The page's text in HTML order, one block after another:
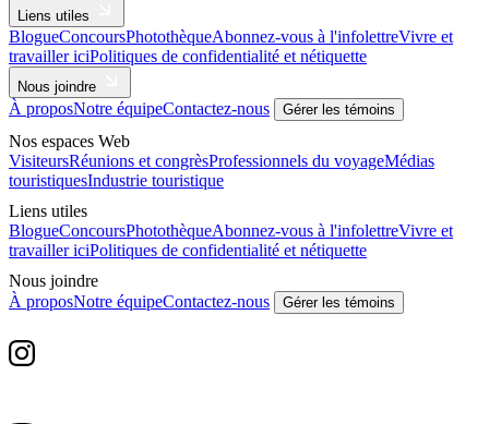
Liens utiles
BlogueConcoursPhotothèqueAbonnez-vous à l'infolettreVivre et
travailler iciPolitiques de confidentialité et nétiquette
Nous joindre
À proposNotre équipeContactez-nous Gérer les témoins
Nos espaces Web
VisiteursRéunions et congrèsProfessionnels du voyageMédias
touristiquesIndustrie touristique
Liens utiles
BlogueConcoursPhotothèqueAbonnez-vous à l'infolettreVivre et
travailler iciPolitiques de confidentialité et nétiquette
Nous joindre
À proposNotre équipeContactez-nous Gérer les témoins